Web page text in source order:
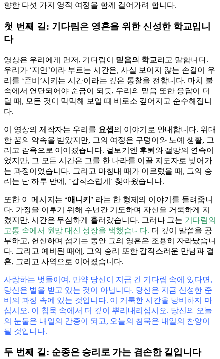
향한 다섯 가지 영적 여정을 함께 걸어가려 합니다.
첫 번째 길: 기다림은 영혼을 위한 신성한 학교입니
다
영상은 우리에게 먼저, 기다림이 믿음의 학교라고 말합니다.
우리가 ‘지연’이라 부르는 시간은, 사실 보이지 않는 손길이 우
리를 ‘준비’시키는 시간이라는 깊은 통찰을 전합니다. 마치 불
속에서 연단되어야 순금이 되듯, 우리의 믿음 또한 응답이 더
딜 때, 모든 것이 막막해 보일 때 비로소 깊어지고 순수해집니
다.
이 영상의 제작자는 우리를 요셉 의 이야기로 안내합니다. 위대
한 꿈의 약속을 받았지만, 그의 여정은 구덩이와 노예 생활, 그
리고 감옥으로 이어졌습니다. 겉보기엔 후퇴와 절망의 연속이
었지만, 그 모든 시간은 그를 한 나라를 이끌 지도자로 빚어가
는 과정이었습니다. 그리고 마침내 때가 이르렀을 때, 그의 승
리는 단 하루 만에, ‘갑작스럽게’ 찾아왔습니다.
또한 이 메시지는 ‘애니키’ 라는 한 형제의 이야기를 들려줍니
다. 가정을 이루기 위해 수년간 기도하며 자신을 거룩하게 지
켰지만, 시간은 무심하게 흘러갔습니다. 그러나 그는 기다림의
고통 속에서 원망 대신 성장을 택했습니다. 더 깊이 말씀을 공
부하고, 헌신하며 섬기는 동안 그의 영혼은 조용히 자라났습니
다. 그리고 예비된 때에, 그의 승리 또한 갑작스러운 만남과 결
혼, 그리고 사역으로 이어졌습니다.
사랑하는 벗들이여, 만약 당신이 지금 긴 기다림 속에 있다면,
당신은 벌을 받고 있는 것이 아닙니다. 당신은 지금 신성한 준
비의 과정 속에 있는 것입니다. 이 거룩한 시간을 낭비하지 마
십시오. 이 침묵 속에서 더 깊이 뿌리내리십시오. 당신의 오늘
의 눈물은 내일의 간증이 되고, 오늘의 침묵은 내일의 찬양이
될 것입니다.
두 번째 길: 순종은 승리로 가는 겸손한 길입니다